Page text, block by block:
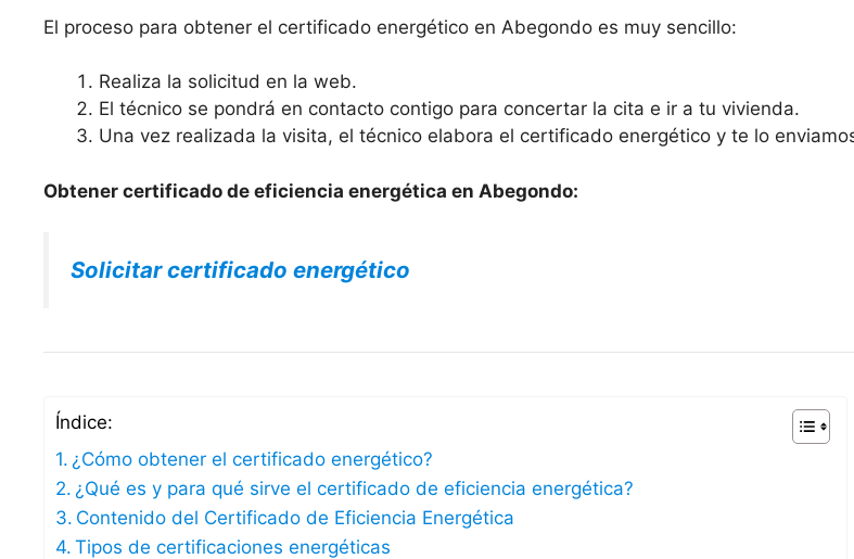
El proceso para obtener el certificado energético en Abegondo es muy sencillo:
Realiza la solicitud en la web.
El técnico se pondrá en contacto contigo para concertar la cita e ir a tu vivienda.
Una vez realizada la visita, el técnico elabora el certificado energético y te lo
Obtener certificado de eficiencia energética en Abegondo:
Solicitar certificado energético
Índice:
¿Cómo obtener el certificado energético?
¿Qué es y para qué sirve el certificado de eficiencia energética?
Contenido del Certificado de Eficiencia Energética
Tipos de certificaciones energéticas